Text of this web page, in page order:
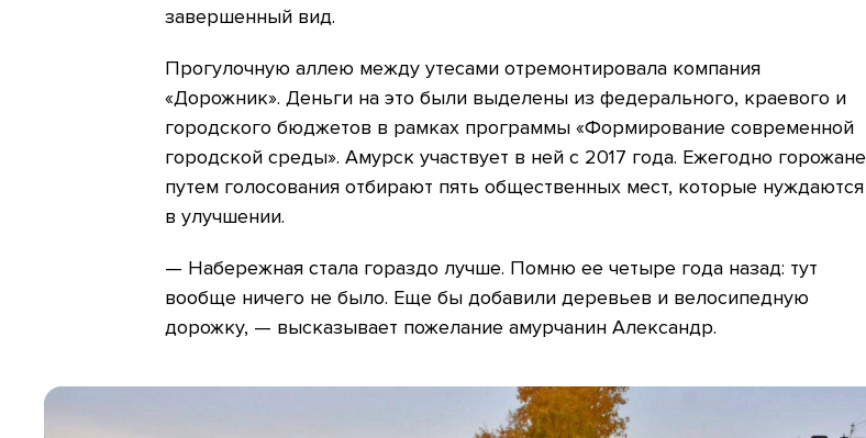
завершенный вид.
Прогулочную аллею между утесами отремонтировала компания
«Дорожник». Деньги на это были выделены из федерального, краевого и
городского бюджетов в рамках программы «Формирование современной
городской среды». Амурск участвует в ней с 2017 года. Ежегодно горожане
путем голосования отбирают пять общественных мест, которые нуждаются
в улучшении.
— Набережная стала гораздо лучше. Помню ее четыре года назад: тут
вообще ничего не было. Еще бы добавили деревьев и велосипедную
дорожку, — высказывает пожелание амурчанин Александр.